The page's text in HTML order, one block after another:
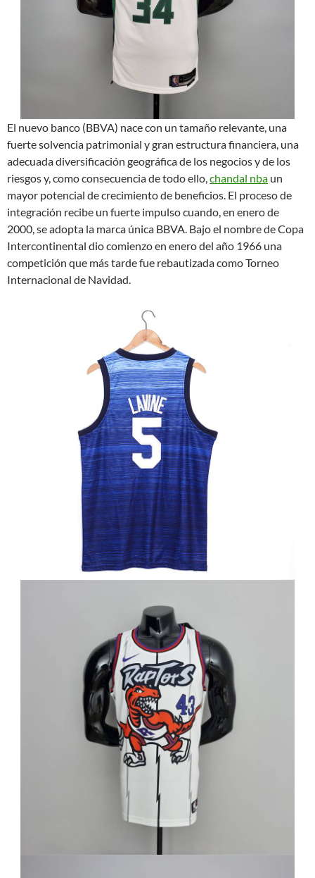
El nuevo banco (BBVA) nace con un tamaño relevante, una
fuerte solvencia patrimonial y gran estructura financiera, una
adecuada diversificación geográfica de los negocios y de los
riesgos y, como consecuencia de todo ello,chandal nba un
mayor potencial de crecimiento de beneficios. El proceso de
integración recibe un fuerte impulso cuando, en enero de
2000, se adopta la marca única BBVA. Bajo el nombre de Copa
Intercontinental dio comienzo en enero del año 1966 una
competición que más tarde fue rebautizada como Torneo
Internacional de Navidad.